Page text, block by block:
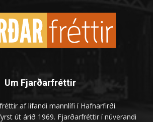
Um Fjarðarfréttir
af lifandi mannlífi í Hafnarfirði.
út árið 1969. Fjarðarfréttir í núverandi